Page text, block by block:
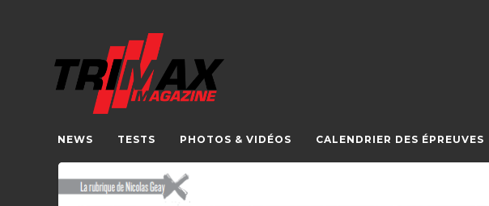
NEWS TESTS PHOTOS & VIDÉOS CALENDRIER DES ÉPREUVES